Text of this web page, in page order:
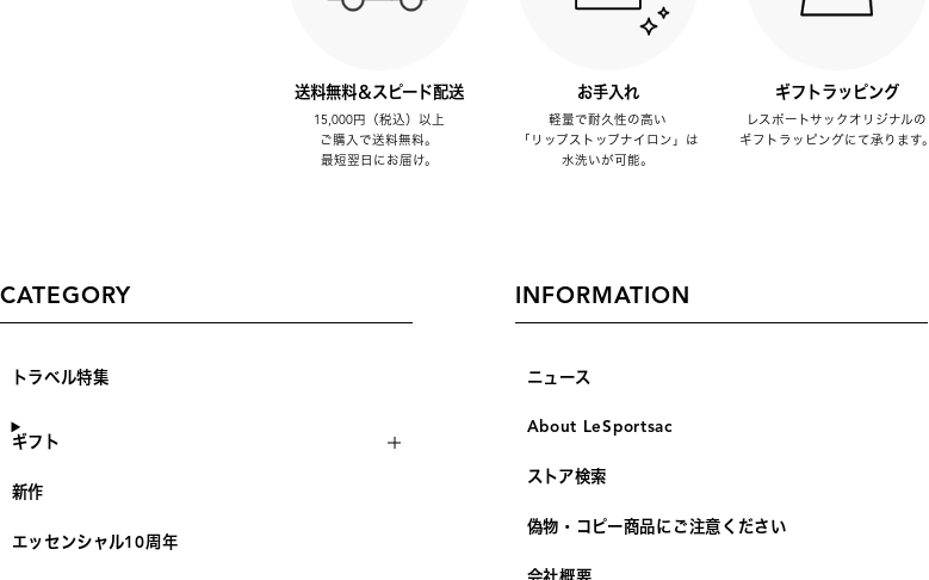
送料無料＆スピード配送
15,000円（税込）以上
ご購入で送料無料。
最短翌日にお届け。
お手入れ
軽量で耐久性の高い
「リップストップナイロン」は
水洗いが可能。
ギフトラッピング
レスポートサックオリジナルの
ギフトラッピングにて承ります。
CATEGORY
トラベル特集
ギフト
新作
エッセンシャル10周年
INFORMATION
ニュース
About LeSportsac
ストア検索
偽物・コピー商品にご注意ください